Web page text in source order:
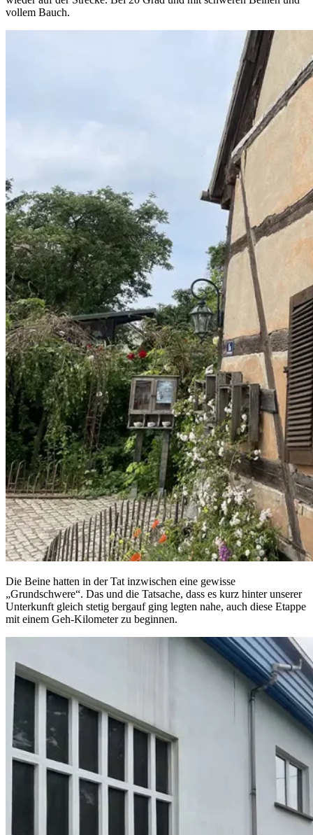
vollem Bauch.
Die Beine hatten in der Tat inzwischen eine gewisse
„Grundschwere“. Das und die Tatsache, dass es kurz hinter unserer
Unterkunft gleich stetig bergauf ging legten nahe, auch diese Etappe
mit einem Geh-Kilometer zu beginnen.